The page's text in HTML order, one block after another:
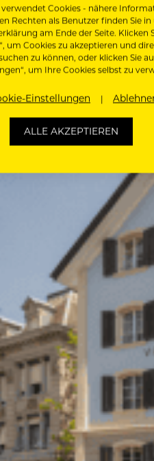
DICH
verwendet Cookies - nähere
Rechten als Benutzer finden Sie in
am Ende der Seite. Klicken
um Cookies zu akzeptieren und
zu können, oder klicken Sie
um Ihre Cookies selbst zu
Einstellungen
ALLE AKZEPTIEREN